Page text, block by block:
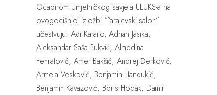
Odabirom Umjetničkog savjeta ULUKS-a na
ovogodišnjoj izložbi “”arajevski salon”
učestvuju: Adi Karailo, Adnan Jasika,
Aleksandar Saša Bukvić, Almedina
Fehratović, Amer Bakšić, Andrej Đerković,
Armela Vesković, Benjamin Handukić,
Benjamin Kavazović, Boris Hodak, Damir